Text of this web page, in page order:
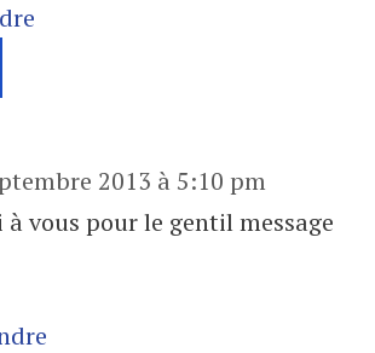
2013 à 5:10 pm
à vous pour le gentil message